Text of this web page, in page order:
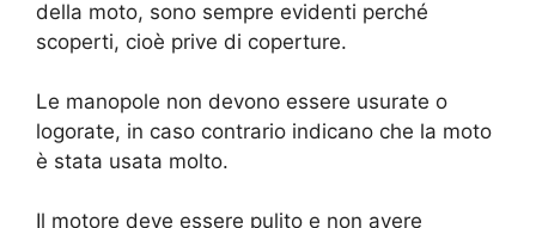
della moto, sono sempre evidenti perché
scoperti, cioè prive di coperture.
Le manopole non devono essere usurate o
logorate, in caso contrario indicano che la moto
è stata usata molto.
Il motore deve essere pulito e non avere